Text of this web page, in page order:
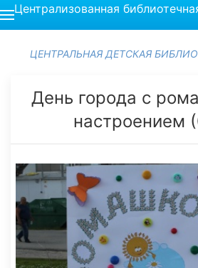
Централизованная
ЦЕНТРАЛЬНАЯ ДЕТСКАЯ
День города с
настроением